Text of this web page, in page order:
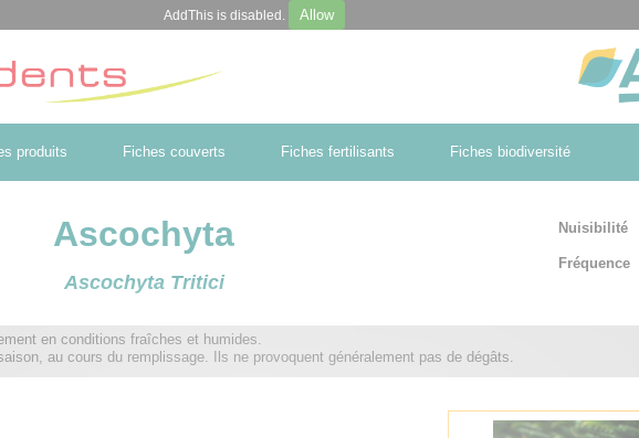
AddThis is disabled. Allow
produits Fiches couverts Fiches fertilisants Fiches biodiversité
Ascochyta
Ascochyta Tritici
Nuisibilité
Fréquence
en conditions fraîches et humides.
au cours du remplissage. Ils ne provoquent généralement pas de dégâts.